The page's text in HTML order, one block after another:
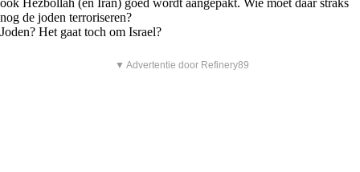
ook Hezbollah (en Iran) goed wordt aangepakt. Wie moet daar straks
nog de joden terroriseren?
Joden? Het gaat toch om Israel?
▼ Advertentie door Refinery89